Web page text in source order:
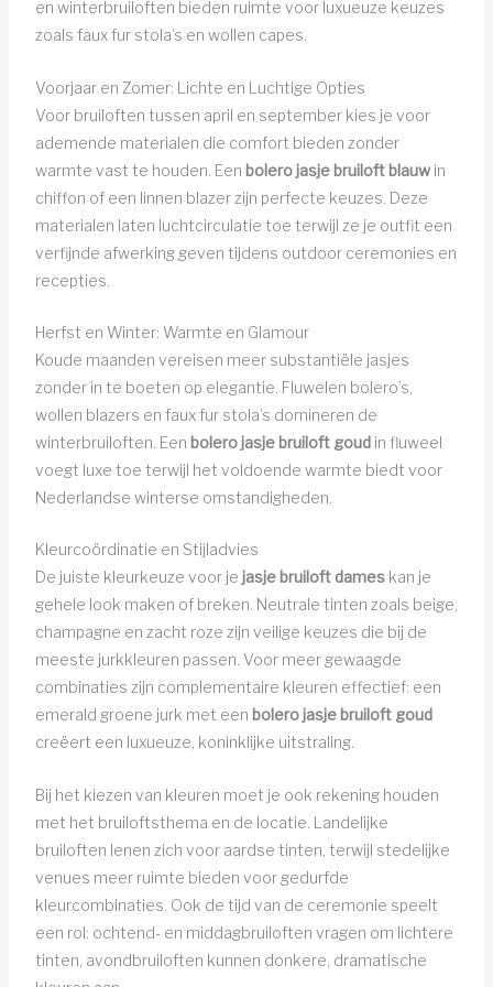
en winterbruiloften bieden ruimte voor luxueuze keuzes
zoals faux fur stola’s en wollen capes.
Voorjaar en Zomer: Lichte en Luchtige Opties
Voor bruiloften tussen april en september kies je voor
ademende materialen die comfort bieden zonder
warmte vast te houden. Een bolero jasje bruiloft blauwin
chiffon of een linnen blazer zijn perfecte keuzes. Deze
materialen laten luchtcirculatie toe terwijl ze je outfit een
verfijnde afwerking geven tijdens outdoor ceremonies en
recepties.
Herfst en Winter: Warmte en Glamour
Koude maanden vereisen meer substantiële jasjes
zonder in te boeten op elegantie. Fluwelen bolero’s,
wollen blazers en faux fur stola’s domineren de
winterbruiloften. Een bolero jasje bruiloft goudin fluweel
voegt luxe toe terwijl het voldoende warmte biedt voor
Nederlandse winterse omstandigheden.
Kleurcoördinatie en Stijladvies
De juiste kleurkeuze voor je jasje bruiloft dameskan je
gehele look maken of breken. Neutrale tinten zoals beige,
champagne en zacht roze zijn veilige keuzes die bij de
meeste jurkkleuren passen. Voor meer gewaagde
combinaties zijn complementaire kleuren effectief: een
emerald groene jurk met een bolero jasje bruiloft goud
creëert een luxueuze, koninklijke uitstraling.
Bij het kiezen van kleuren moet je ook rekening houden
met het bruiloftsthema en de locatie. Landelijke
bruiloften lenen zich voor aardse tinten, terwijl stedelijke
venues meer ruimte bieden voor gedurfde
kleurcombinaties. Ook de tijd van de ceremonie speelt
een rol: ochtend- en middagbruiloften vragen om lichtere
tinten, avondbruiloften kunnen donkere, dramatische